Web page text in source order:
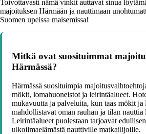
Toivottavasti nämä vinkit auttavat sinua
majoituksen Härmään ja nauttimaan
Suomen upeissa maisemissa!
Mitkä ovat suosituimmat
Härmässä?
Härmässä suosituimpia
mökit, lomahuoneistot ja leirintäalueet.
mukavuutta ja palveluita, kun taas mökit ja
mahdollistavat oman rauhan ja tilan nauttia
Leirintäalueet puolestaan tarjoavat
ulkoilmaelämästä nauttiville matkailijoille.